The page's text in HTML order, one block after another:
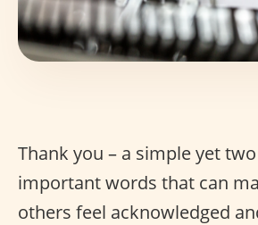
Thank you – a simple yet
important words that can
others feel acknowledged